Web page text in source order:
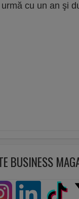
cu un an şi
BUSINESS